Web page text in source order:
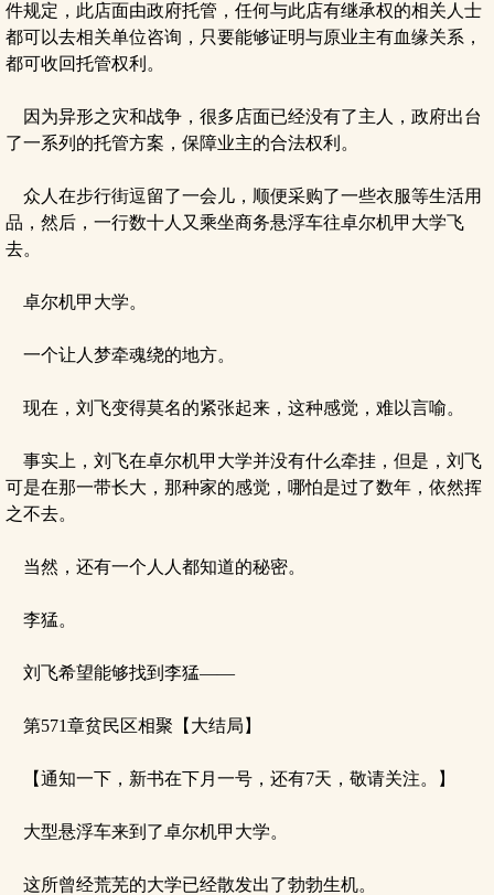
件规定，此店面由政府托管，任何与此店有继承权的相关人士
都可以去相关单位咨询，只要能够证明与原业主有血缘关系，
都可收回托管权利。
因为异形之灾和战争，很多店面已经没有了主人，政府出台
了一系列的托管方案，保障业主的合法权利。
众人在步行街逗留了一会儿，顺便采购了一些衣服等生活用
品，然后，一行数十人又乘坐商务悬浮车往卓尔机甲大学飞
去。
卓尔机甲大学。
一个让人梦牵魂绕的地方。
现在，刘飞变得莫名的紧张起来，这种感觉，难以言喻。
事实上，刘飞在卓尔机甲大学并没有什么牵挂，但是，刘飞
可是在那一带长大，那种家的感觉，哪怕是过了数年，依然挥
之不去。
当然，还有一个人人都知道的秘密。
李猛。
刘飞希望能够找到李猛——
第571章贫民区相聚【大结局】
【通知一下，新书在下月一号，还有7天，敬请关注。】
大型悬浮车来到了卓尔机甲大学。
这所曾经荒芜的大学已经散发出了勃勃生机。